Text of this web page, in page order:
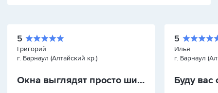
5
Григорий
г. Барнаул (Алтайский кр.)
Окна выглядят просто шикарно
5
Илья
г. Барнаул
Буду вас